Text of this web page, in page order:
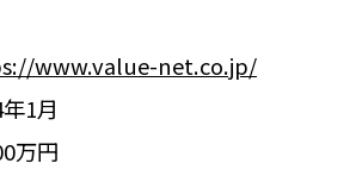
www.value-net.co.jp/
1月
万円